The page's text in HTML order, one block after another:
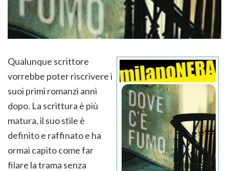
Qualunque scrittore
vorrebbe poter riscrivere i
suoi primi romanzi anni
dopo. La scrittura è più
matura, il suo stile è
definito e raffinato e ha
ormai capito come far
filare la trama senza